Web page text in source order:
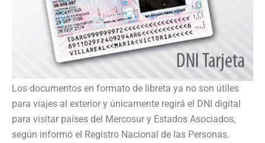
Los documentos en formato de libreta ya no son útiles
para viajes al exterior y únicamente regirá el DNI digital
para visitar países del Mercosur y Estados Asociados,
según informó el Registro Nacional de las Personas.